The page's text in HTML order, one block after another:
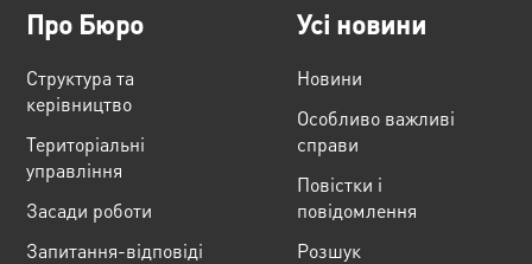
Про Бюро
Структура та
керівництво
Територіальні
управління
Засади роботи
Запитання-відповіді
Усі новини
Новини
Особливо важливі
справи
Повістки і
повідомлення
Розшук